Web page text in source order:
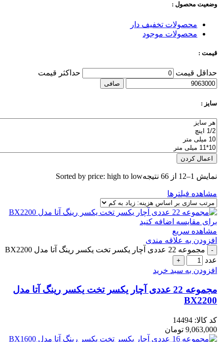
وضعیت محصول :
محصولات تخفیف دار
محصولات موجود
قیمت :
حداقل قیمت حداكثر قيمت
صافی
سایز :
اعمال کردن
نمایش 1–12 از 66 نتیجه Sorted by price: high to low
مشاهده فیلترها
برای مقایسه اضافه کنید
مشاهده سریع
افزودن به علاقه مندی
مجموعه 22 عددی آچار یکسر تخت یکسر رینگ آتا مدل BX2200
عدد
افزودن به سبد خرید
مجموعه 22 عددی آچار یکسر تخت یکسر رینگ آتا مدل
BX2200
کد کالا: 14494
9,063,000 تومان